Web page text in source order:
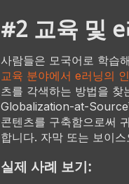
#2 교육 및
사람들은 모국어로 학습
교육 분야에서 e러닝의
츠를 각색하는 방법을
Globalization-at-
콘텐츠를 구축함으로써
합니다. 자막 또는 보이
실제 사례 보기: